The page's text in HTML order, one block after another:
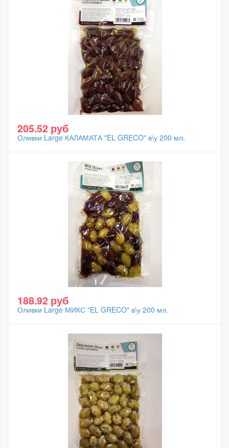
205.52 руб
Оливки Large КАЛАМАТА "EL GRECO" в\у 200 мл.
188.92 руб
Оливки Large МИКС "EL GRECO" в\у 200 мл.